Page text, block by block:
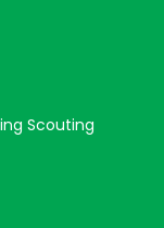
Scouting